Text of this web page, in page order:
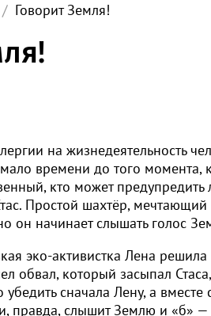
Говорит Земля!
на жизнедеятельность
времени до того момента,
кто может
Простой шахтёр,
он начинает слышать голос
эко-активистка Лена
обвал, который засыпал
убедить сначала Лену, а
слышит Землю и «б» —